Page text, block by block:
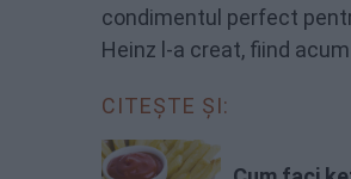
condimentul perfect
Heinz l-a creat, fiind
CITEȘTE ȘI: